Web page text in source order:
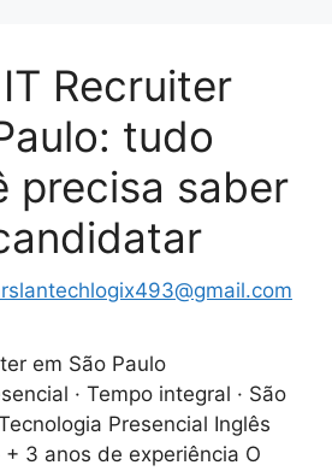
Recruiter
tudo
precisa saber
em São Paulo
· Tempo integral · São
Presencial Inglês
3 anos de experiência O